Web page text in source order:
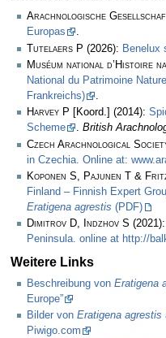
Arachnologische
Europas
.
Tutelaers P (2026): Benelux
Muséum national d’Histoire
National du Patrimoine
Frankreichs)
.
Harvey P [Koord.] (2014):
Scheme
. British
Czech Arachnological
in Czechia. Online at:
Koponen S, Pajunen T &
Finland – Finnish Expert
Eratigena agrestis (PDF)
Dimitrov D, Indzhov S (2021):
Peninsula. online at http://
Weitere Links
Beschreibung von Eratigena
Europe”
Bilder von Eratigena agrestis
Piwigo.com